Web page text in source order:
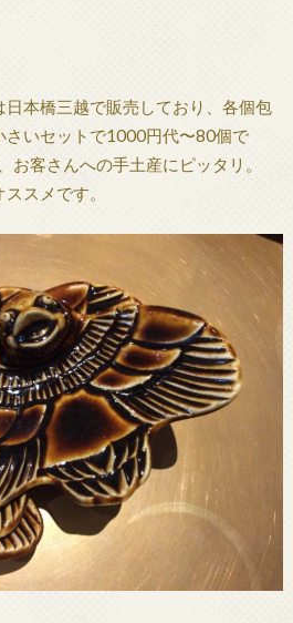
日本橋三越で販売しており、各個包
さいセットで1000円代〜80個で
客さんへの手土産にピッタリ。
スメです。